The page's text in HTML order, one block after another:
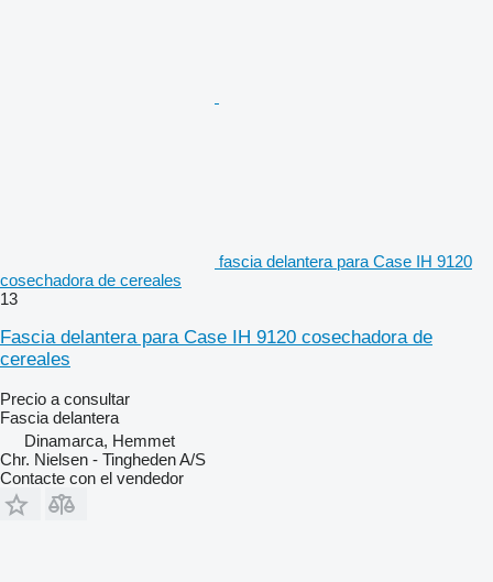
fascia delantera para Case IH 9120
cosechadora de cereales
13
Fascia delantera para Case IH 9120 cosechadora de
cereales
Precio a consultar
Fascia delantera
Dinamarca, Hemmet
Chr. Nielsen - Tingheden A/S
Contacte con el vendedor